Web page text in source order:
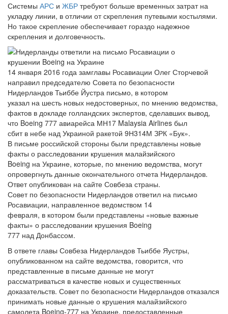
Системы АРС и ЖБР требуют больше временных затрат на
укладку линии, в отличии от скрепления путевыми костылями.
Но такое скрепление обеспечивает гораздо надежное
скрепления и долговечность.
14 января 2016 года замглавы Росавиации Олег Сторчевой
направил председателю Совета по безопасности
Нидерландов Тьиббе Йустра письмо, в котором
указал на шесть новых недостоверных, по мнению ведомства,
фактов в докладе голландских экспертов, сделавших вывод,
что Boeing 777 авиарейса МН17 Malaysia Airlines был
сбит в небе над Украиной ракетой 9Н314М ЗРК «Бук».
В письме российской стороны были представлены новые
факты о расследовании крушения малайзийского
Boeing на Украине, которые, по мнению ведомства, могут
опровергнуть данные окончательного отчета Нидерландов.
Ответ опубликован на сайте Совбеза страны.
Совет по безопасности Нидерландов ответил на письмо
Росавиации, направленное ведомством 14
февраля, в котором были представлены «новые важные
факты» о расследовании крушения Boeing
777 над Донбассом.
В ответе главы Совбеза Нидерландов Тьиббе Яустры,
опубликованном на сайте ведомства, говорится, что
представленные в письме данные не могут
рассматриваться в качестве новых и существенных
доказательств. Совет по безопасности Нидерландов отказался
принимать новые данные о крушения малайзийского
самолета Boeing-777 на Украине, предоставленные